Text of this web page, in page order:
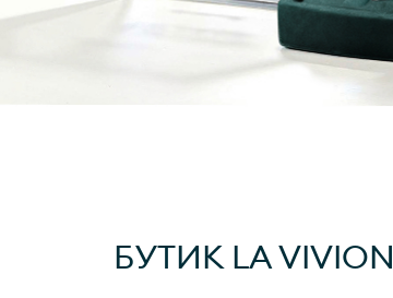
БУТИК LA VIVION